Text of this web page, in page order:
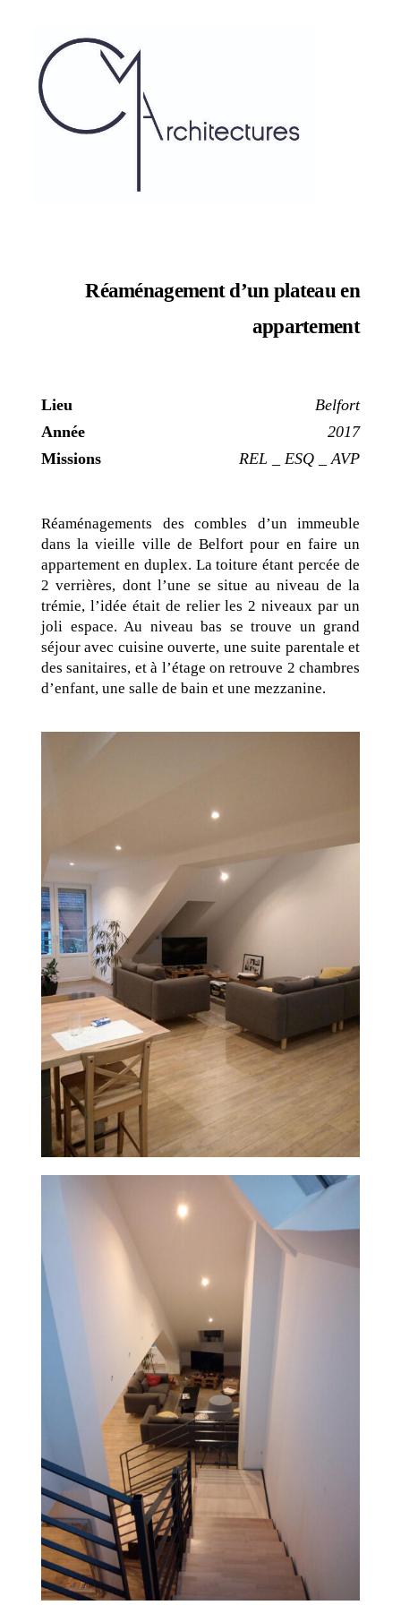
Réaménagement d’un plateau en
appartement
Lieu
Année
Missions
Belfort
2017
REL _ ESQ _ AVP
Réaménagements des combles d’un immeuble
dans la vieille ville de Belfort pour en faire un
appartement en duplex. La toiture étant percée de
2 verrières, dont l’une se situe au niveau de la
trémie, l’idée était de relier les 2 niveaux par un
joli espace. Au niveau bas se trouve un grand
séjour avec cuisine ouverte, une suite parentale et
des sanitaires, et à l’étage on retrouve 2 chambres
d’enfant, une salle de bain et une mezzanine.